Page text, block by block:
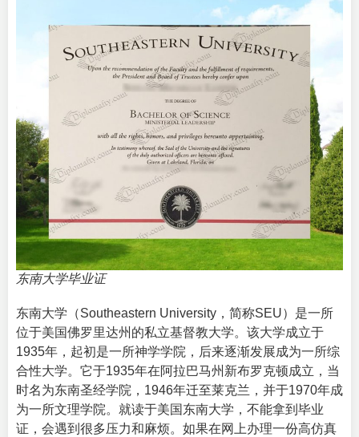
东南大学毕业证
东南大学（Southeastern University ，简称SEU）是一所
位于美国佛罗里达州的私立基督教大学。该大学成立于
1935年，起初是一所神学学院，后来逐渐发展成为一所综
合性大学。它于1935年在阿拉巴马州新布罗克顿成立，当
时名为东南圣经学院，1946年迁至莱克兰，并于1970年成
为一所文理学院。就读于美国东南大学，不能拿到毕业
证，会遇到很多压力和麻烦。如果在网上办理一份高仿真